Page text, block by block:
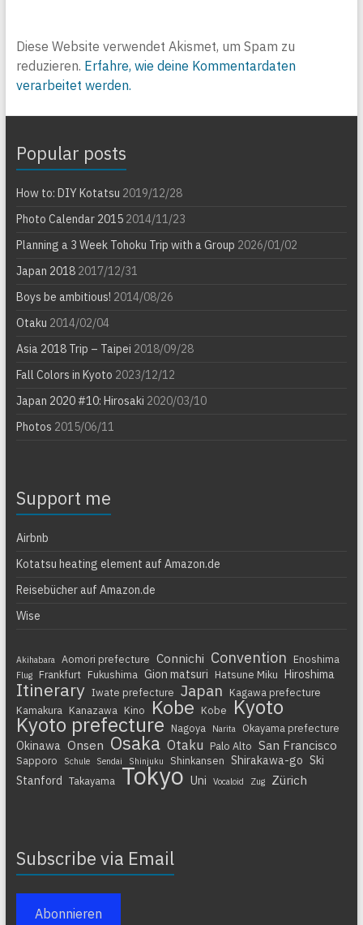
Diese Website verwendet Akismet, um Spam zu
reduzieren. Erfahre, wie deine Kommentardaten
verarbeitet werden.
Popular posts
How to: DIY Kotatsu 2019/12/28
Photo Calendar 20152014/11/23
Planning a 3 Week Tohoku Trip with a Group 2026/01/02
Japan 20182017/12/31
Boys be ambitious! 2014/08/26
Otaku 2014/02/04
Asia 2018 Trip – Taipei 2018/09/28
Fall Colors in Kyoto 2023/12/12
Japan 2020 #10: Hirosaki 2020/03/10
Photos 2015/06/11
Support me
Airbnb
Kotatsu heating element auf Amazon.de
Reisebücher auf Amazon.de
Wise
Akihabara Aomori prefecture Connichi Convention Enoshima
Flug Frankfurt Fukushima Gion matsuri Hatsune Miku Hiroshima
Itinerary Iwate prefecture Japan
Kagawa prefecture
Kamakura
Kanazawa Kino Kobe Kobe Kyoto
Kyoto prefecture Nagoya Narita Okayama prefecture
Okinawa Onsen Osaka Otaku Palo Alto San Francisco
Sapporo Schule Sendai Shinjuku Shinkansen Shirakawa-go Ski
Stanford Takayama Tokyo Uni Vocaloid Zug Zürich
Subscribe via Email
Abonnieren